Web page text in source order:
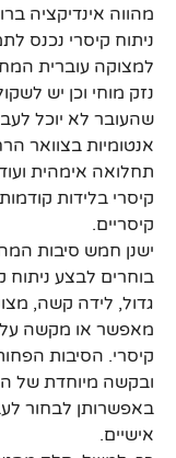
מהווה אינדיקציה
ניתוח קיסרי נכנס
למצוקה עוברית
נזק מוחי וכן יש
שהעובר לא יוכל
אנטומיות בצוואר
תחלואה אימהית
קיסרי בלידות
קיסריים.
בוחרים לבצע ניתוח
גדול, לידה קשה,
מאפשר או מקשה על
קיסרי. הסיבות
ובקשה מיוחדת של
באפשרותן לבחור
אישיים.